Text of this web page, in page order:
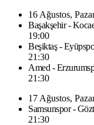
16 Ağustos,
Başakşehir -
19:00
Beşiktaş -
21:30
Amed -
21:30
17 Ağustos,
Samsunspor -
21:30